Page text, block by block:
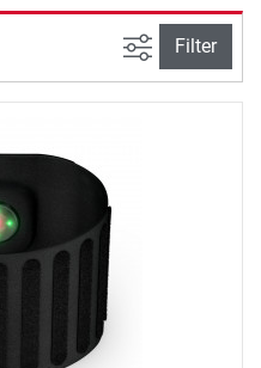
Sie wertvolle Informationen
Aktivitäten. Je nach Modell
eine Pulsuhr
Funktionen. Diese
bis hin zu modernen
um Ihre
zu berechnen.
Ansicht
Filter